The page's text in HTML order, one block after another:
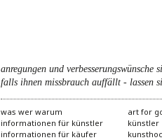
anregungen und verbesserungswünsche
falls ihnen missbrauch auffällt - lassen
was wer warum
informationen für künstler
informationen für käufer
art for
künstler